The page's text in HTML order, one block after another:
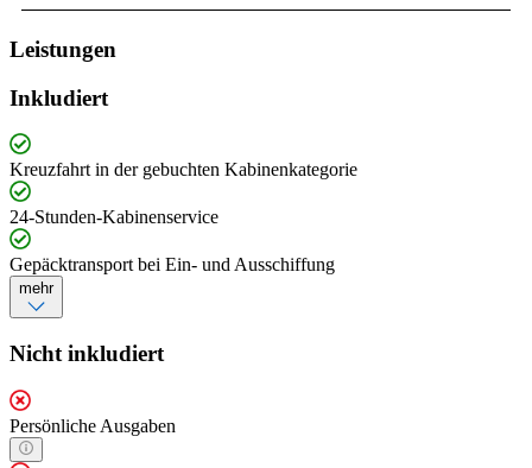
Leistungen
Inkludiert
Kreuzfahrt in der gebuchten Kabinenkategorie
24-Stunden-Kabinenservice
Gepäcktransport bei Ein- und Ausschiffung
mehr
Nicht inkludiert
Persönliche Ausgaben